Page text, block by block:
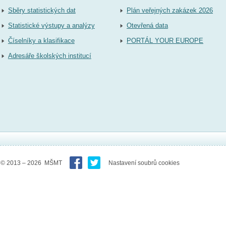
Sběry statistických dat
Statistické výstupy a analýzy
Číselníky a klasifikace
Adresáře školských institucí
Plán veřejných zakázek 2026
Otevřená data
PORTÁL YOUR EUROPE
© 2013 – 2026 MŠMT Nastavení soubrů cookies